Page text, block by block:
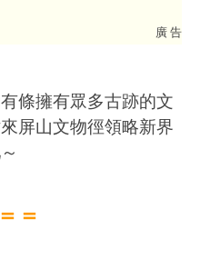
廣 告
條擁有眾多古跡的文
屏山文物徑領略新界
＝